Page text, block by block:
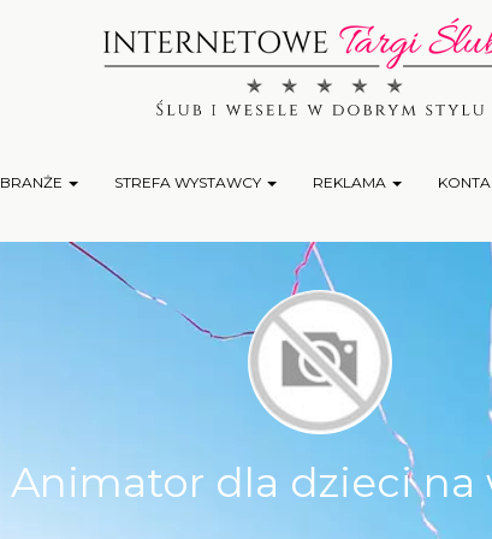
BRANŻE STREFA WYSTAWCY REKLAMA
Animator dla dzieci na